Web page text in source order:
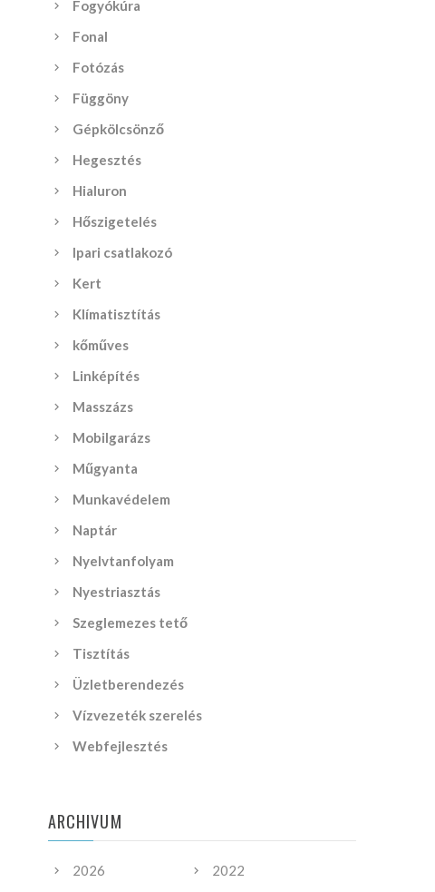
Fogyókúra
Fonal
Fotózás
Függöny
Gépkölcsönző
Hegesztés
Hialuron
Hőszigetelés
Ipari csatlakozó
Kert
Klímatisztítás
kőműves
Linképítés
Masszázs
Mobilgarázs
Műgyanta
Munkavédelem
Naptár
Nyelvtanfolyam
Nyestriasztás
Szeglemezes tető
Tisztítás
Üzletberendezés
Vízvezeték szerelés
Webfejlesztés
ARCHIVUM
2026
2022